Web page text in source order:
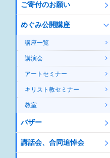
ご寄付のお願い
めぐみ公開講座
講座一覧
講演会
アートセミナー
キリスト教セミナー
教室
バザー
講話会、合同追悼会